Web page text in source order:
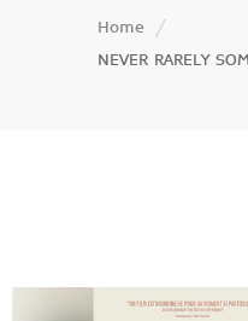
Home
NEVER RARELY